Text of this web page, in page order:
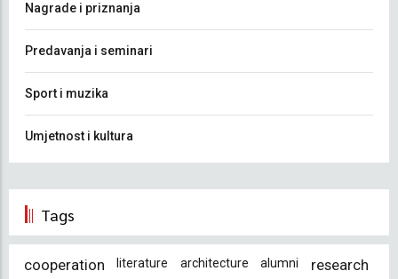
Nagrade i priznanja
Predavanja i seminari
Sport i muzika
Umjetnost i kultura
Tags
cooperation literature architecture alumni research